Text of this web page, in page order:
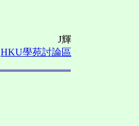
J輝
HKU學苑討論區